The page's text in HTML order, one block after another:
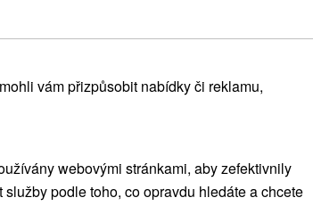
vám přizpůsobit nabídky či reklamu,
webovými stránkami, aby zefektivnily
podle toho, co opravdu hledáte a chcete